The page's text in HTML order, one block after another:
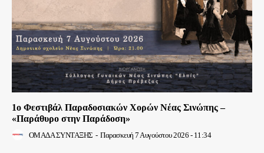
1ο Φεστιβάλ Παραδοσιακών Χορών Νέας Σινώπης –
«Παράθυρο στην Παράδοση»
ΟΜΑΔΑ ΣΥΝΤΑΞΗΣ - Παρασκευή 7 Αυγούστου 2026 - 11:34